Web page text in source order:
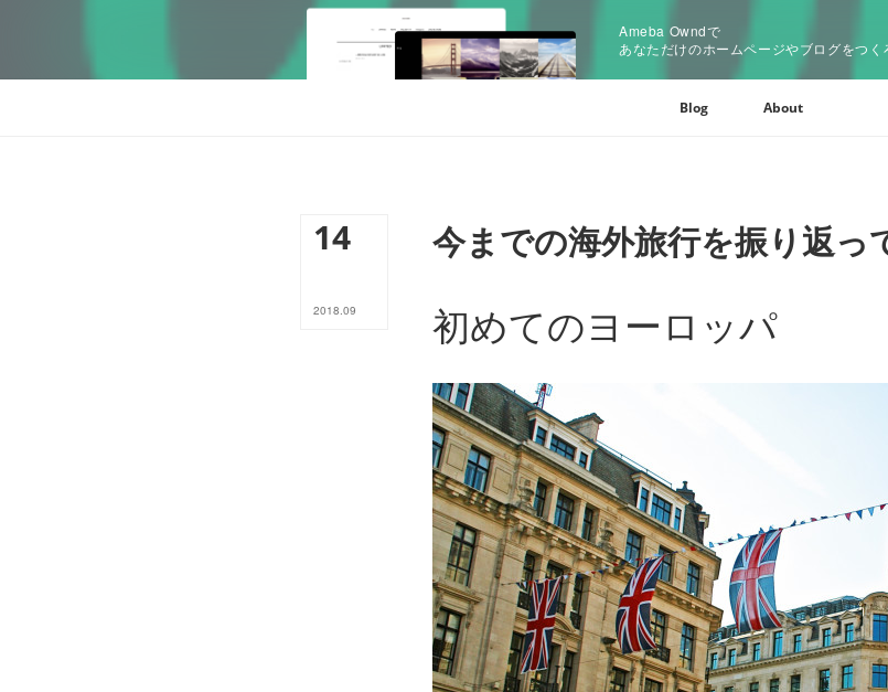
Ameba Owndで
あなただけのホームページやブログをつく
Blog About
14
2018.09
今までの海外旅行を振り返っ
初めてのヨーロッパ